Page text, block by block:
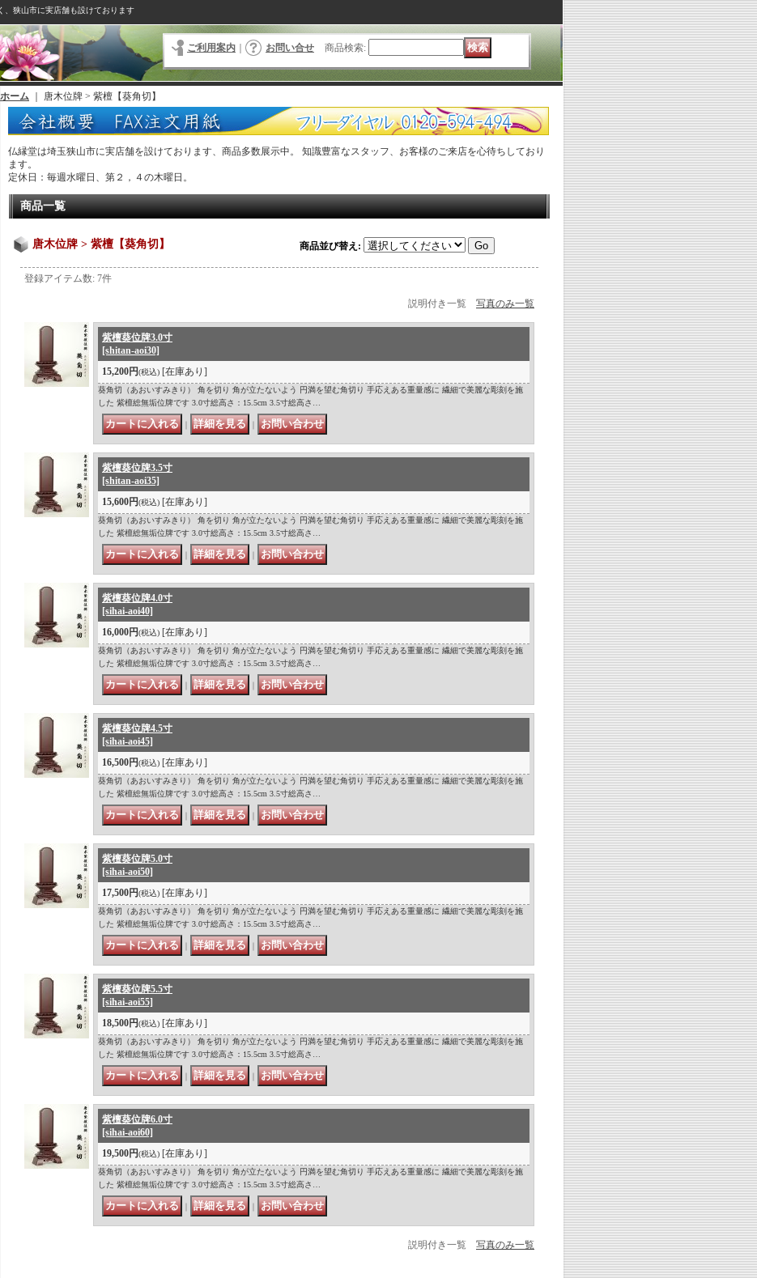
、狭山市に実店舗も設けております
ご利用案内 お問い合せ 商品検索:
ホーム 唐木位牌 > 紫檀【葵角切】
仏縁堂は埼玉狭山市に実店舗を設けております、商品多数展示中。 知識豊富なスタッフ、お客様のご来店を心待ちしており
ます。
定休日：毎週水曜日、第２，４の木曜日。
商品一覧
唐木位牌 > 紫檀【葵角切】 商品並び替え :
登録アイテム数: 7件
説明付き一覧 写真のみ一覧
紫檀葵位牌3.0寸
[shitan-aoi30]
15,200円(税込) [在庫あり]
葵角切（あおいすみきり） 角を切り 角が立たないよう 円満を望む角切り 手応えある重量感に 繊細で美麗な彫刻を施
した 紫檀総無垢位牌です 3.0寸総高さ：15.5cm 3.5寸総高さ…
紫檀葵位牌3.5寸
[shitan-aoi35]
15,600円(税込) [在庫あり]
葵角切（あおいすみきり） 角を切り 角が立たないよう 円満を望む角切り 手応えある重量感に 繊細で美麗な彫刻を施
した 紫檀総無垢位牌です 3.0寸総高さ：15.5cm 3.5寸総高さ…
紫檀葵位牌4.0寸
[sihai-aoi40]
16,000円(税込) [在庫あり]
葵角切（あおいすみきり） 角を切り 角が立たないよう 円満を望む角切り 手応えある重量感に 繊細で美麗な彫刻を施
した 紫檀総無垢位牌です 3.0寸総高さ：15.5cm 3.5寸総高さ…
紫檀葵位牌4.5寸
[sihai-aoi45]
16,500円(税込) [在庫あり]
葵角切（あおいすみきり） 角を切り 角が立たないよう 円満を望む角切り 手応えある重量感に 繊細で美麗な彫刻を施
した 紫檀総無垢位牌です 3.0寸総高さ：15.5cm 3.5寸総高さ…
紫檀葵位牌5.0寸
[sihai-aoi50]
17,500円(税込) [在庫あり]
葵角切（あおいすみきり） 角を切り 角が立たないよう 円満を望む角切り 手応えある重量感に 繊細で美麗な彫刻を施
した 紫檀総無垢位牌です 3.0寸総高さ：15.5cm 3.5寸総高さ…
紫檀葵位牌5.5寸
[sihai-aoi55]
18,500円(税込) [在庫あり]
葵角切（あおいすみきり） 角を切り 角が立たないよう 円満を望む角切り 手応えある重量感に 繊細で美麗な彫刻を施
した 紫檀総無垢位牌です 3.0寸総高さ：15.5cm 3.5寸総高さ…
紫檀葵位牌6.0寸
[sihai-aoi60]
19,500円(税込) [在庫あり]
葵角切（あおいすみきり） 角を切り 角が立たないよう 円満を望む角切り 手応えある重量感に 繊細で美麗な彫刻を施
した 紫檀総無垢位牌です 3.0寸総高さ：15.5cm 3.5寸総高さ…
説明付き一覧 写真のみ一覧